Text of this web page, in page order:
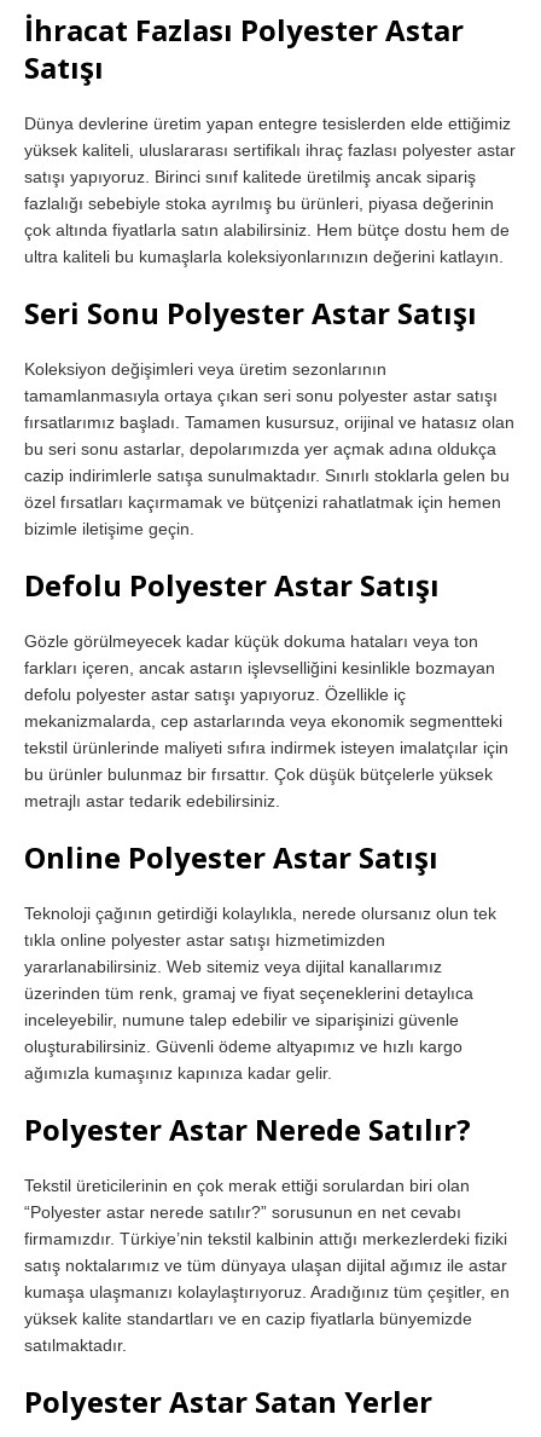
İhracat Fazlası Polyester Astar
Satışı
Dünya devlerine üretim yapan entegre tesislerden elde ettiğimiz
yüksek kaliteli, uluslararası sertifikalı ihraç fazlası polyester astar
satışı yapıyoruz. Birinci sınıf kalitede üretilmiş ancak sipariş
fazlalığı sebebiyle stoka ayrılmış bu ürünleri, piyasa değerinin
çok altında fiyatlarla satın alabilirsiniz. Hem bütçe dostu hem de
ultra kaliteli bu kumaşlarla koleksiyonlarınızın değerini katlayın.
Seri Sonu Polyester Astar Satışı
Koleksiyon değişimleri veya üretim sezonlarının
tamamlanmasıyla ortaya çıkan seri sonu polyester astar satışı
fırsatlarımız başladı. Tamamen kusursuz, orijinal ve hatasız olan
bu seri sonu astarlar, depolarımızda yer açmak adına oldukça
cazip indirimlerle satışa sunulmaktadır. Sınırlı stoklarla gelen bu
özel fırsatları kaçırmamak ve bütçenizi rahatlatmak için hemen
bizimle iletişime geçin.
Defolu Polyester Astar Satışı
Gözle görülmeyecek kadar küçük dokuma hataları veya ton
farkları içeren, ancak astarın işlevselliğini kesinlikle bozmayan
defolu polyester astar satışı yapıyoruz. Özellikle iç
mekanizmalarda, cep astarlarında veya ekonomik segmentteki
tekstil ürünlerinde maliyeti sıfıra indirmek isteyen imalatçılar için
bu ürünler bulunmaz bir fırsattır. Çok düşük bütçelerle yüksek
metrajlı astar tedarik edebilirsiniz.
Online Polyester Astar Satışı
Teknoloji çağının getirdiği kolaylıkla, nerede olursanız olun tek
tıkla online polyester astar satışı hizmetimizden
yararlanabilirsiniz. Web sitemiz veya dijital kanallarımız
üzerinden tüm renk, gramaj ve fiyat seçeneklerini detaylıca
inceleyebilir, numune talep edebilir ve siparişinizi güvenle
oluşturabilirsiniz. Güvenli ödeme altyapımız ve hızlı kargo
ağımızla kumaşınız kapınıza kadar gelir.
Polyester Astar Nerede Satılır?
Tekstil üreticilerinin en çok merak ettiği sorulardan biri olan
“Polyester astar nerede satılır?” sorusunun en net cevabı
firmamızdır. Türkiye’nin tekstil kalbinin attığı merkezlerdeki fiziki
satış noktalarımız ve tüm dünyaya ulaşan dijital ağımız ile astar
kumaşa ulaşmanızı kolaylaştırıyoruz. Aradığınız tüm çeşitler, en
yüksek kalite standartları ve en cazip fiyatlarla bünyemizde
satılmaktadır.
Polyester Astar Satan Yerler